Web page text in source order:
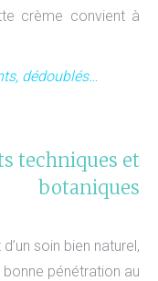
crème convient à
dédoublés…
techniques et
botaniques
soin bien naturel,
bonne pénétration au